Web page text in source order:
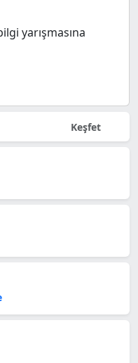
yarışmasına
Keşfet